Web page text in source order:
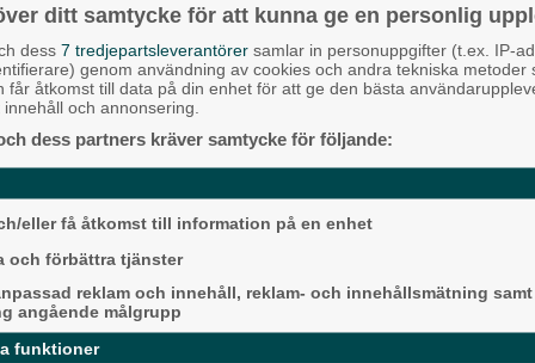
nationaldagsfirande och
som numera pryder
till fika, korv och lotterier
mot den blå sommarhimlen till
ett kort tal av Malin Svanberg
Natur- och kulturslingan.
Detta händer i
augusti
Då börjar tågen
Senaste
Alingsås
ditt samtycke för att kunna ge en personlig
dess 7 tredjepartsleverantörer samlar in personuppgifter (t.ex. IP-
genom användning av cookies och andra tekniska metoder
får åtkomst till data på din enhet för att ge den bästa
och annonsering.
dess partners kräver samtycke för följande:
eller få åtkomst till information på en enhet
och förbättra tjänster
reklam och innehåll, reklam- och innehållsmätning samt
angående målgrupp
funktioner